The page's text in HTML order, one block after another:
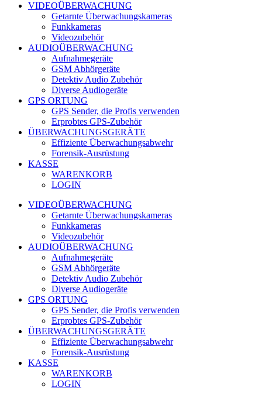
VIDEOÜBERWACHUNG
Getarnte Überwachungskameras
Funkkameras
Videozubehör
AUDIOÜBERWACHUNG
Aufnahmegeräte
GSM Abhörgeräte
Detektiv Audio Zubehör
Diverse Audiogeräte
GPS ORTUNG
GPS Sender, die Profis verwenden
Erprobtes GPS-Zubehör
ÜBERWACHUNGSGERÄTE
Effiziente Überwachungsabwehr
Forensik-Ausrüstung
KASSE
WARENKORB
LOGIN
VIDEOÜBERWACHUNG
Getarnte Überwachungskameras
Funkkameras
Videozubehör
AUDIOÜBERWACHUNG
Aufnahmegeräte
GSM Abhörgeräte
Detektiv Audio Zubehör
Diverse Audiogeräte
GPS ORTUNG
GPS Sender, die Profis verwenden
Erprobtes GPS-Zubehör
ÜBERWACHUNGSGERÄTE
Effiziente Überwachungsabwehr
Forensik-Ausrüstung
KASSE
WARENKORB
LOGIN